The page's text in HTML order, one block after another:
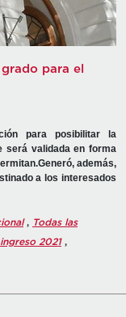
para el
para posibilitar la
será validada en forma
además,
a los interesados
, Todas las
ingreso 2021,